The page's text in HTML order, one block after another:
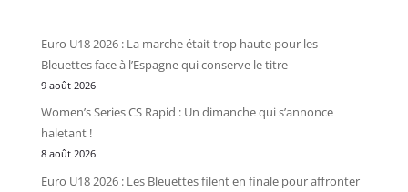
Euro U18 2026 : La marche était trop haute pour les
Bleuettes face à l’Espagne qui conserve le titre
9 août 2026
Women’s Series CS Rapid : Un dimanche qui s’annonce
haletant !
8 août 2026
Euro U18 2026 : Les Bleuettes filent en finale pour affronter